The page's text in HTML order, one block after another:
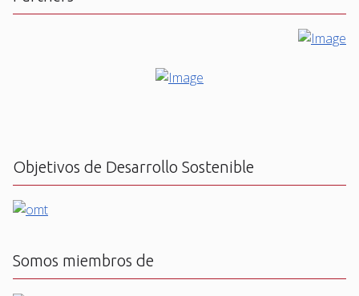
Objetivos de Desarrollo Sostenible
Somos miembros de